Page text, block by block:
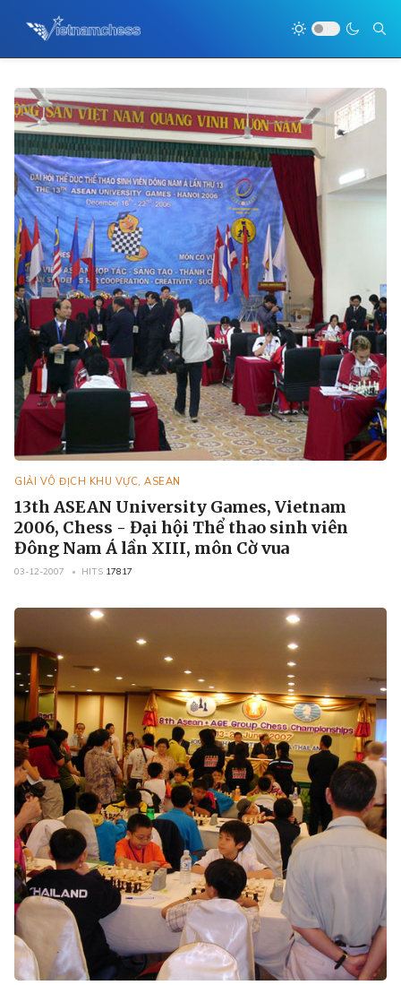
GIẢI VÔ ĐỊCH KHU VỰC, ASEAN
13th ASEAN University Games, Vietnam
2006, Chess - Đại hội Thể thao sinh viên
Đông Nam Á lần XIII, môn Cờ vua
03-12-2007 HITS 17817